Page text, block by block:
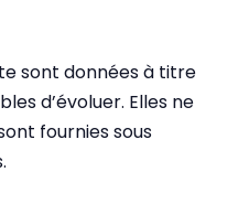
sont données à titre
d’évoluer. Elles ne
fournies sous